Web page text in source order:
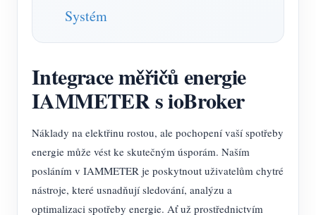
Systém
Integrace měřičů energie
IAMMETER s ioBroker
Náklady na elektřinu rostou, ale pochopení vaší spotřeby
energie může vést ke skutečným úsporám. Naším
posláním v IAMMETER je poskytnout uživatelům chytré
nástroje, které usnadňují sledování, analýzu a
optimalizaci spotřeby energie. Ať už prostřednictvím